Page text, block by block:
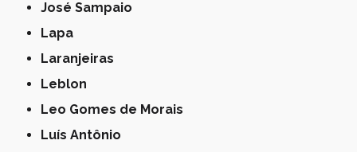
José Sampaio
Lapa
Laranjeiras
Leblon
Leo Gomes de Morais
Luís Antônio